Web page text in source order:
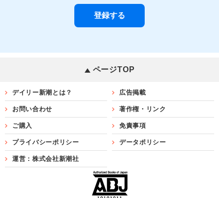
ページTOP
デイリー新潮とは？ 広告掲載
お問い合わせ 著作権・リンク
ご購入 免責事項
プライバシーポリシー データポリシー
運営：株式会社新潮社